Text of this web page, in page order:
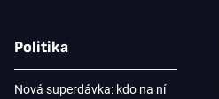
Politika
Nová superdávka: kdo na ní